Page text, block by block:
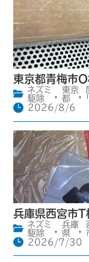
東京都青梅市
ネズミ
駆除
東京
都
2026/8/6
兵庫県西宮市
ネズミ
駆除
兵庫
県
,
2026/7/30